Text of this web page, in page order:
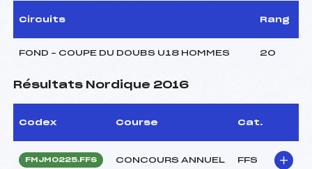
Circuits Rang
FOND – COUPE DU DOUBS U18 HOMMES 20
Résultats Nordique 2016
Codex Course Cat.
FMJM0225.FFS CONCOURS ANNUEL FFS